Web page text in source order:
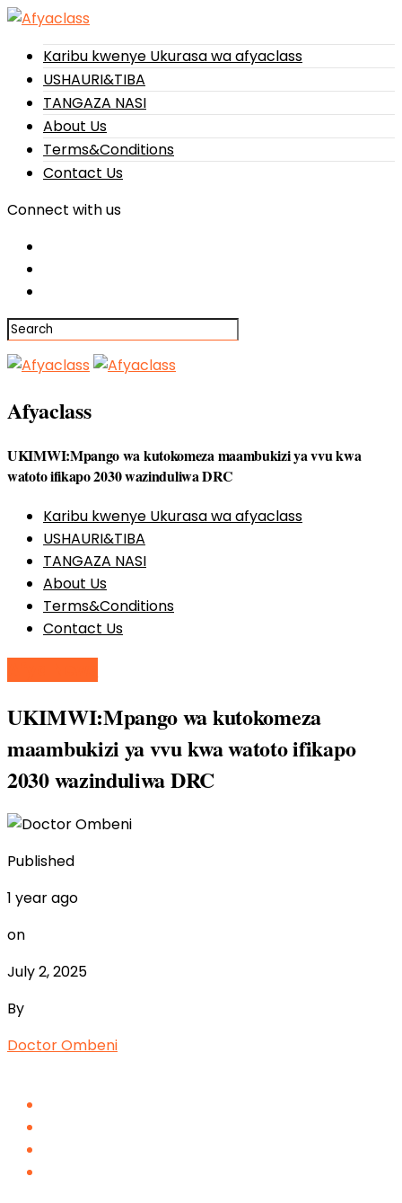
Karibu kwenye Ukurasa wa afyaclass
USHAURI&TIBA
TANGAZA NASI
About Us
Terms&Conditions
Contact Us
Connect with us
Afyaclass
UKIMWI:Mpango wa kutokomeza maambukizi ya vvu kwa
watoto ifikapo 2030 wazinduliwa DRC
Karibu kwenye Ukurasa wa afyaclass
USHAURI&TIBA
TANGAZA NASI
About Us
Terms&Conditions
Contact Us
UKIMWI:Mpango wa kutokomeza
maambukizi ya vvu kwa watoto ifikapo
2030 wazinduliwa DRC
Published
1 year ago
on
July 2, 2025
By
Doctor Ombeni